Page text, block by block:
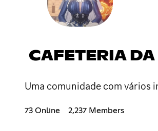
CAFETERIA
Uma comunidade com vários
73 Online 2,237 Members